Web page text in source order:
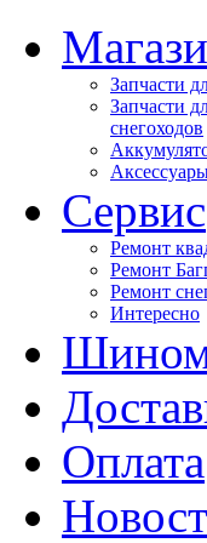
Запчасти
Запчасти
снегоходов
Сервис
Ремонт
Ремонт
Ремонт
Интересно
Оплата